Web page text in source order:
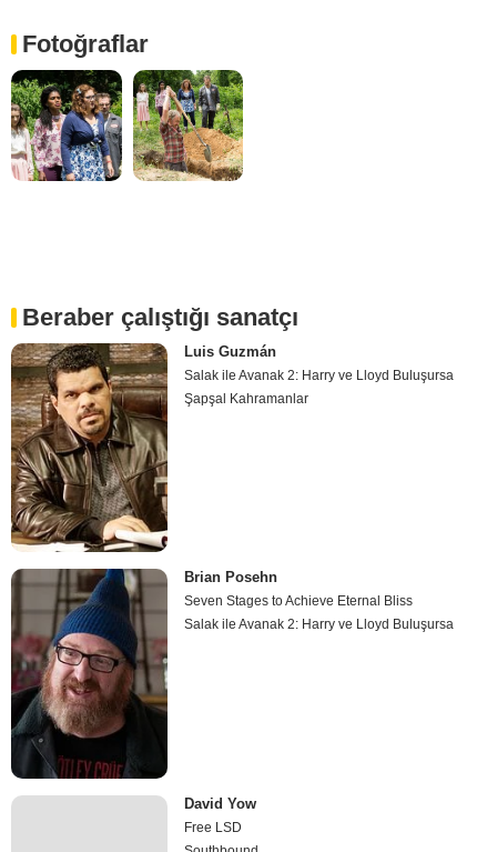
Fotoğraflar
Beraber çalıştığı sanatçı
Luis Guzmán
Salak ile Avanak 2: Harry ve Lloyd Buluşursa
Şapşal Kahramanlar
Brian Posehn
Seven Stages to Achieve Eternal Bliss
Salak ile Avanak 2: Harry ve Lloyd Buluşursa
David Yow
Free LSD